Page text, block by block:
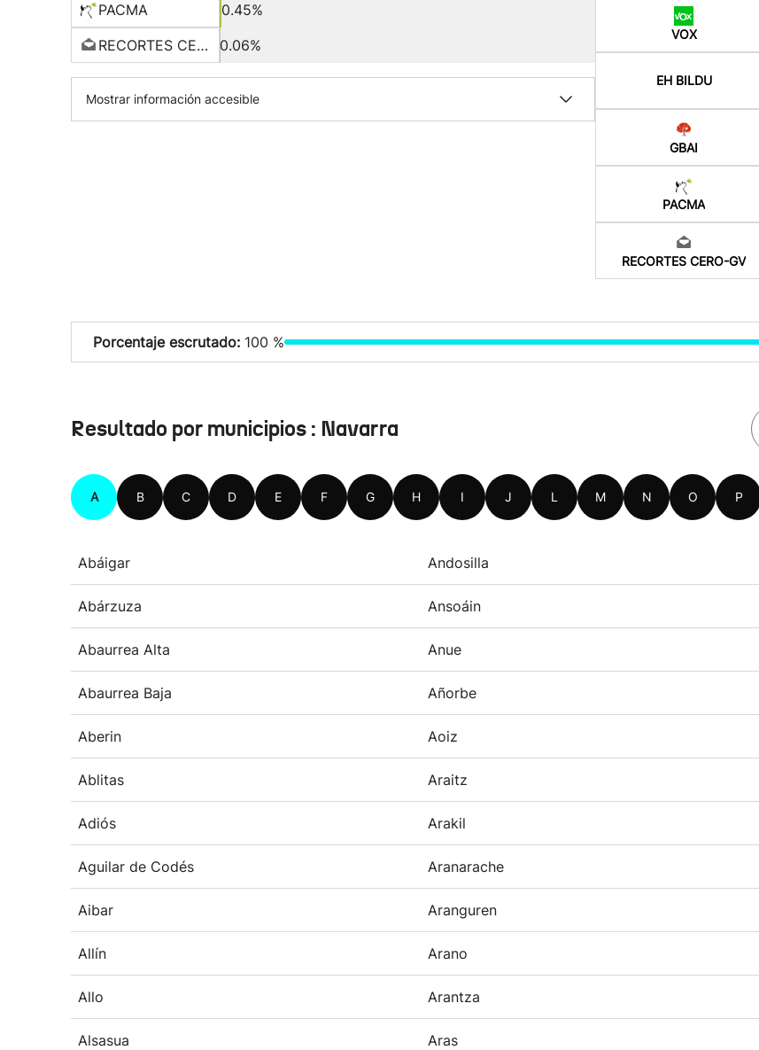
PACMA
0.45%
RECORTES CERO-GV
0.06%
Mostrar información accesible
VOX
EH BILDU
GBAI
PACMA
RECORTES CERO-GV
Porcentaje escrutado: 100 %
Resultado por municipios : Navarra
A B C D E F G H I J L M N O P
Abáigar Andosilla
Abárzuza Ansoáin
Abaurrea Alta Anue
Abaurrea Baja Añorbe
Aberin Aoiz
Ablitas Araitz
Adiós Arakil
Aguilar de Codés Aranarache
Aibar Aranguren
Allín Arano
Allo Arantza
Alsasua Aras